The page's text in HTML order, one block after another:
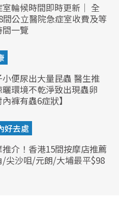
室輪候時間即時更新｜ 全
間公立醫院急症室收費及等
間一覽
小便尿出大量昆蟲 醫生推
曬環境不乾淨致出現蟲卵
內褲有蟲6症狀】
好去處
介！香港15間按摩店推薦
/尖沙咀/元朗/大埔最平$98